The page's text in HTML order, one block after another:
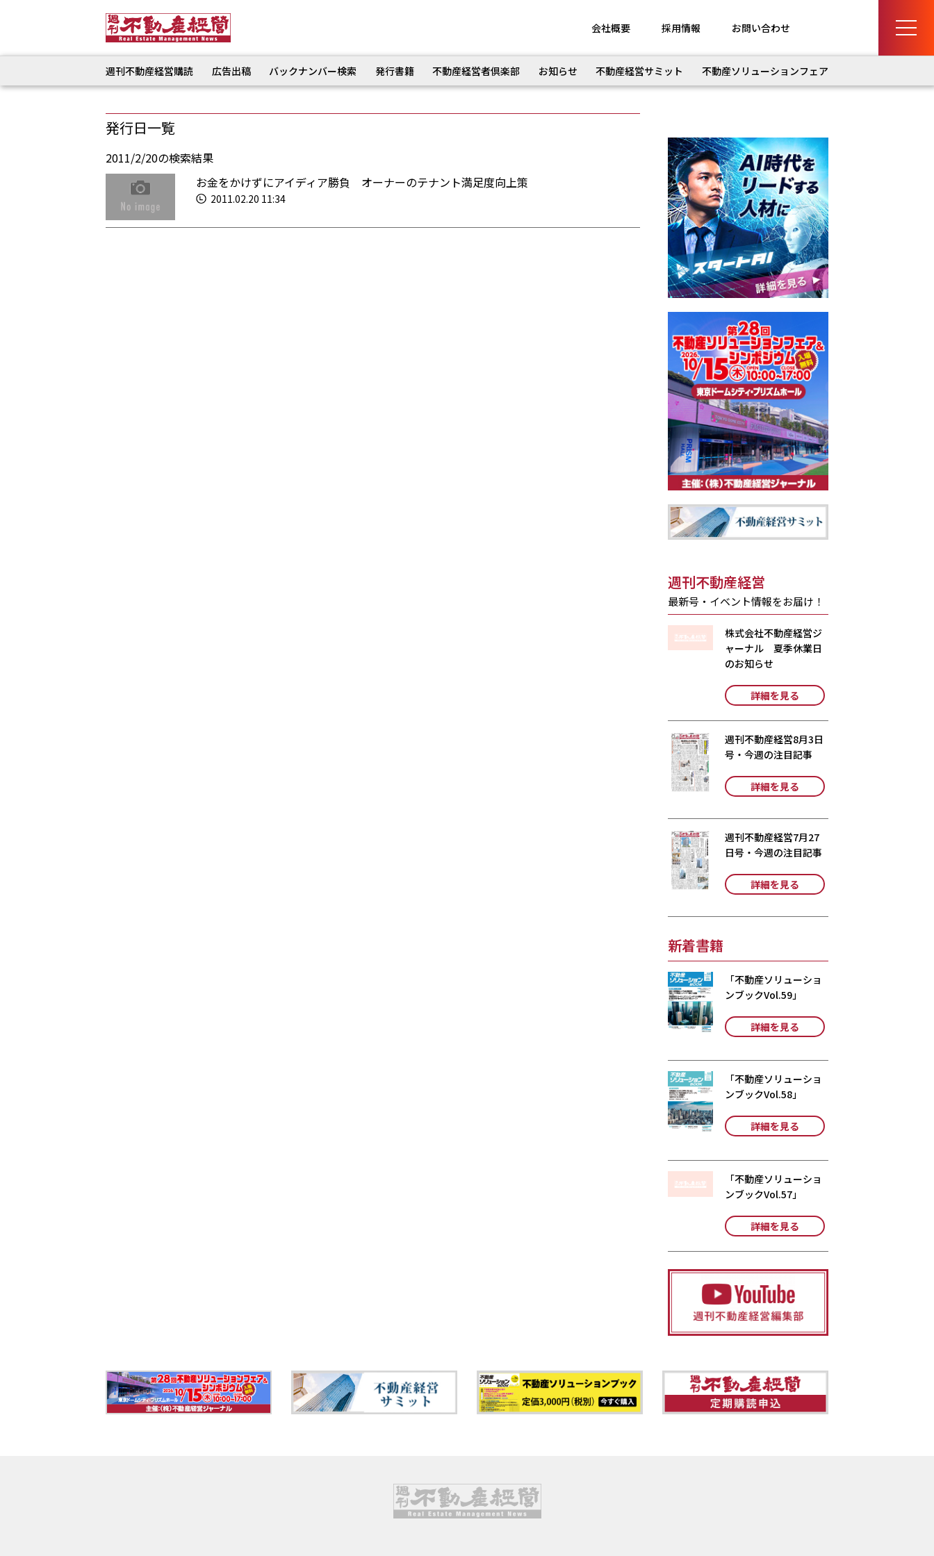
会社概要 採用情報 お問い合わせ
週刊不動産経営購読 広告出稿 バックナンバー検索 発行書籍 不動産経営者倶楽部 お知らせ 不動産経営サミット 不動産ソリューションフェア
発行日一覧
2011/2/20の検索結果
お金をかけずにアイディア勝負 オーナーのテナント満足度向上策
2011.02.20 11:34
週刊不動産経営
最新号・イベント情報をお届け！
株式会社不動産経営ジ
ャーナル 夏季休業日
のお知らせ
詳細を見る
週刊不動産経営8月3日
号・今週の注目記事
詳細を見る
週刊不動産経営7月27
日号・今週の注目記事
詳細を見る
新着書籍
「不動産ソリューショ
ンブックVol.59」
詳細を見る
「不動産ソリューショ
ンブックVol.58」
詳細を見る
「不動産ソリューショ
ンブックVol.57」
詳細を見る